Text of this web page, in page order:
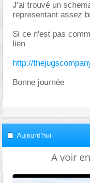
J'ai trouvé un
representant assez
Si ce n'est pas
lien
http://
Bonne journée
Aujourd'hui
A voir